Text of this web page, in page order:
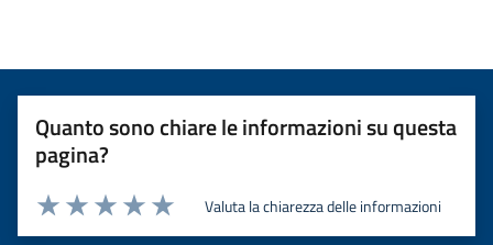
Quanto sono chiare le informazioni su questa
pagina?
Valuta la chiarezza delle informazioni
Valuta 5 stelle su 5
Valuta 4 stelle su 5
Valuta 3 stelle su 5
Valuta 2 stelle su 5
Valuta 1 stelle su 5